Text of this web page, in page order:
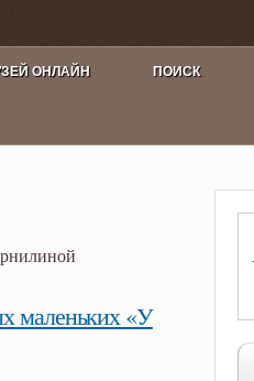
ОНЛАЙН ПОИСК
маленьких «У